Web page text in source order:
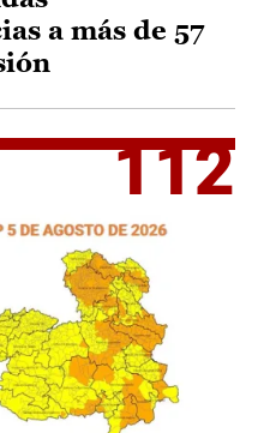
a más de 57
112